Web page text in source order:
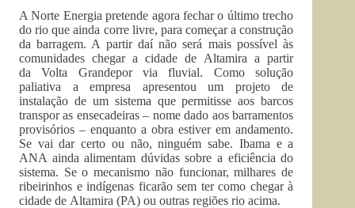
A Norte Energia pretende agora fechar o último trecho
do rio que ainda corre livre, para começar a construção
da barragem. A partir daí não será mais possível às
comunidades chegar a cidade de Altamira a partir
da Volta Grandepor via fluvial. Como solução
paliativa a empresa apresentou um projeto de
instalação de um sistema que permitisse aos barcos
transpor as ensecadeiras – nome dado aos barramentos
provisórios – enquanto a obra estiver em andamento.
Se vai dar certo ou não, ninguém sabe. Ibama e a
ANA ainda alimentam dúvidas sobre a eficiência do
sistema. Se o mecanismo não funcionar, milhares de
ribeirinhos e indígenas ficarão sem ter como chegar à
cidade de Altamira (PA) ou outras regiões rio acima.